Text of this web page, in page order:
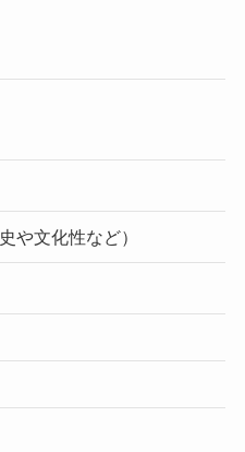
や文化性など）